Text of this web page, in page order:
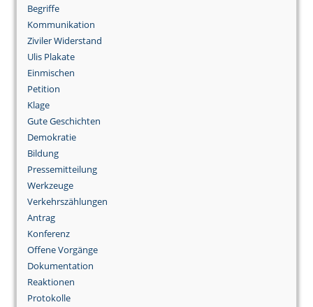
Begriffe
Kommunikation
Ziviler Widerstand
Ulis Plakate
Einmischen
Petition
Klage
Gute Geschichten
Demokratie
Bildung
Pressemitteilung
Werkzeuge
Verkehrszählungen
Antrag
Konferenz
Offene Vorgänge
Dokumentation
Reaktionen
Protokolle